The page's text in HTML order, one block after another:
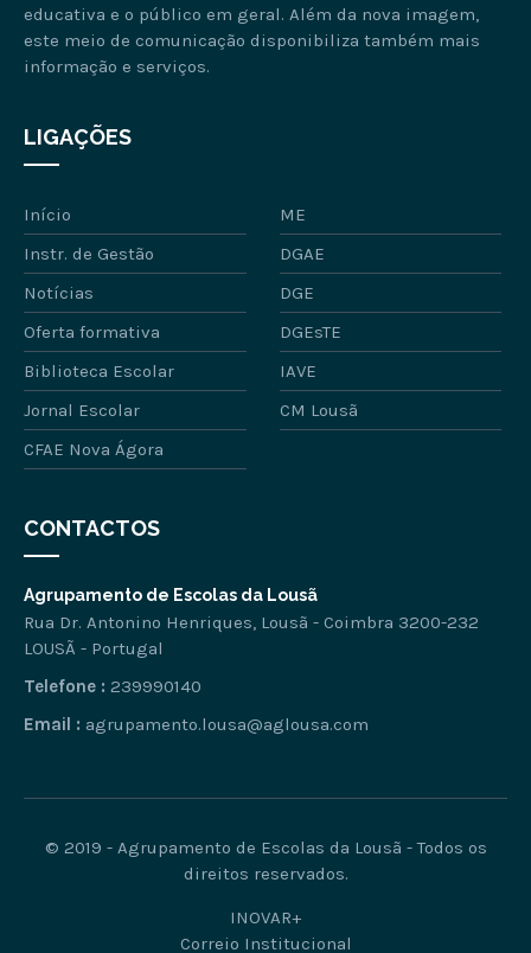
educativa e o público em geral. Além da nova imagem,
este meio de comunicação disponibiliza também mais
informação e serviços.
LIGAÇÕES
Início
ME
Instr. de Gestão
DGAE
Notícias
DGE
Oferta formativa
DGEsTE
Biblioteca Escolar
IAVE
Jornal Escolar
CM Lousã
CFAE Nova Ágora
CONTACTOS
Agrupamento de Escolas da Lousã
Rua Dr. Antonino Henriques, Lousã - Coimbra 3200-232
LOUSÃ - Portugal
Telefone : 239990140
Email : agrupamento.lousa@aglousa.com
© 2019 - Agrupamento de Escolas da Lousã - Todos os
direitos reservados.
INOVAR+
Correio Institucional